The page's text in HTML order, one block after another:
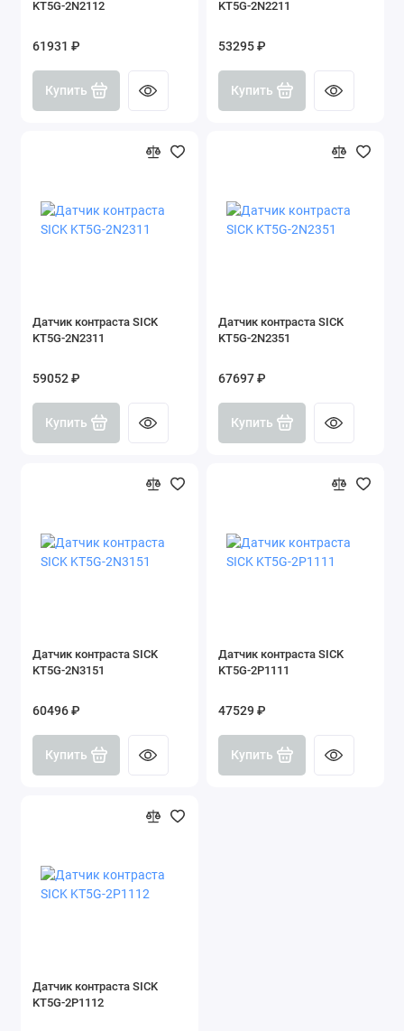
KT5G-2N2112
61931 ₽
Купить
KT5G-2N2211
53295 ₽
Купить
Датчик контраста SICK
KT5G-2N2311
59052 ₽
Купить
Датчик контраста SICK
KT5G-2N2351
67697 ₽
Купить
Датчик контраста SICK
KT5G-2N3151
60496 ₽
Купить
Датчик контраста SICK
KT5G-2P1111
47529 ₽
Купить
Датчик контраста SICK
KT5G-2P1112